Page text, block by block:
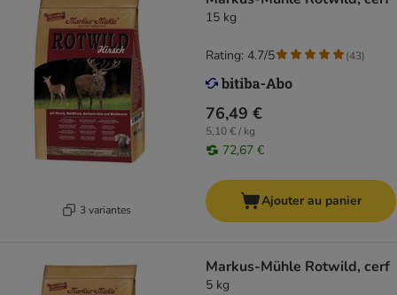
3 variantes
15 kg
76,49 €
5,10 € / kg
72,67 €
Rating: 4.7/5 (43)
Ajouter au panier
Markus-Mühle Rotwild, cerf
5 kg